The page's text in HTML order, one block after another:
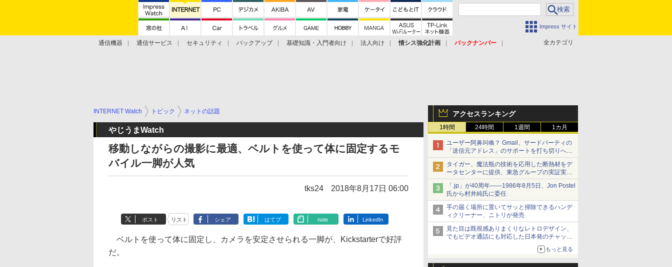
Impress サイト
全カテゴリ
通信機器 通信サービス セキュリティ バックアップ 基礎知識・入門者向け 法人向け 情シス強化計画
バックナンバー
アクセスランキング
1時間 24時間 1週間 1カ月
ユーザー阿鼻叫喚？ Gmail、サードパーティの
「送信元アドレス」のサポートを打ち切りへ
【やじうまWatch】
タイガー、魔法瓶の技術を応用した断熱材をデ
ータセンターに提供、東急グループの実証実験
で 「ステンレス密封真空断熱パネル TIVIP」
「.jp」が40周年――1986年8月5日、Jon Postel
氏から村井純氏に委任
手の届く場所に置いてサッと掃除できるハンデ
ィクリーナー、ニトリが発売
見た目は既視感ありまくりなレトロデザイン、
でもビデオ通話にも対応した日本発のチャット
もっと見る
INTERNET Watch トピック ネットの話題
やじうまWatch
移動しながらの撮影に最適、ベルトを使って体に固定するモ
バイル一脚が人気
tks24 2018年8月17日 06:00
ポスト リスト シェア はてブ note LinkedIn
ベルトを使って体に固定し、カメラを安定させられる一脚が、Kickstarterで好評
だ。